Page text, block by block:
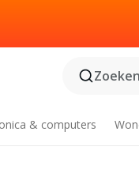
& computers